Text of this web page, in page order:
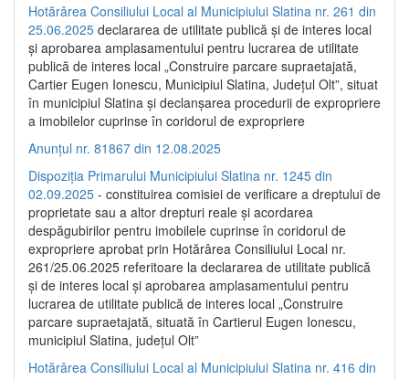
Hotărârea Consiliului Local al Municipiului Slatina nr. 261 din
25.06.2025 declararea de utilitate publică și de interes local
și aprobarea amplasamentului pentru lucrarea de utilitate
publică de interes local „Construire parcare supraetajată,
Cartier Eugen Ionescu, Municipiul Slatina, Județul Olt”, situat
în municipiul Slatina și declanșarea procedurii de expropriere
a imobilelor cuprinse în coridorul de expropriere
Anunțul nr. 81867 din 12.08.2025
Dispoziția Primarului Municipiului Slatina nr. 1245 din
02.09.2025 - constituirea comisiei de verificare a dreptului de
proprietate sau a altor drepturi reale și acordarea
despăgubirilor pentru imobilele cuprinse în coridorul de
expropriere aprobat prin Hotărârea Consiliului Local nr.
261/25.06.2025 referitoare la declararea de utilitate publică
și de interes local și aprobarea amplasamentului pentru
lucrarea de utilitate publică de interes local „Construire
parcare supraetajată, situată în Cartierul Eugen Ionescu,
municipiul Slatina, județul Olt”
Hotărârea Consiliului Local al Municipiului Slatina nr. 416 din